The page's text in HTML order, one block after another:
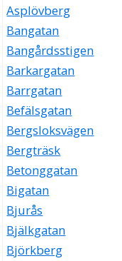
Asplövberg
Bangatan
Bangårdsstigen
Barkargatan
Barrgatan
Befälsgatan
Bergsloksvägen
Bergträsk
Betonggatan
Bigatan
Bjurås
Bjälkgatan
Björkberg